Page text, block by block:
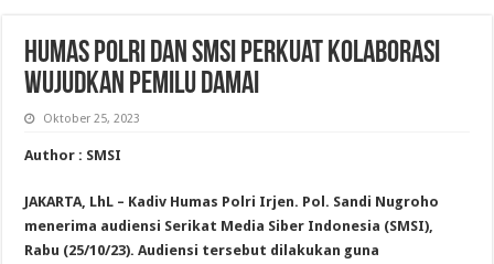
Humas Polri dan SMSI Perkuat Kolaborasi
Wujudkan Pemilu Damai
Oktober 25, 2023
Author : SMSI
JAKARTA, LhL – Kadiv Humas Polri Irjen. Pol. Sandi Nugroho
menerima audiensi Serikat Media Siber Indonesia (SMSI),
Rabu (25/10/23). Audiensi tersebut dilakukan guna